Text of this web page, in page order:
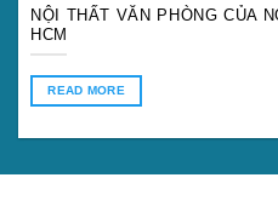
NỘI THẤT VĂN PHÒNG CỦA
HCM
READ MORE